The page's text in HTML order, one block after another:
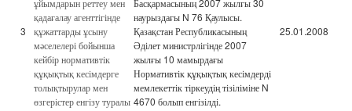
3
ұйымдарын реттеу мен
қадағалау агенттігінде
құжаттарды ұсыну
мәселелері бойынша
кейбір нормативтік
құқықтық кесімдерге
толықтырулар мен
өзгерістер енгізу туралы
Басқармасының 2007 жылғы 30
наурыздағы N 76 Қаулысы.
Қазақстан Республикасының
Әділет министрлігінде 2007
жылғы 10 мамырдағы
Нормативтік құқықтық кесімдерді
мемлекеттік тіркеудің тізіліміне N
4670 болып енгізілді.
25.01.2008